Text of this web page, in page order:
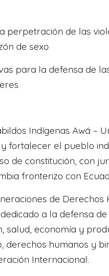
de las
de sexo
para la defensa de
Indígenas Awá
fortalecer el pueblo
de constitución, con
fronterizo con
de
a la defensa
salud, economía y
humanos y
Internacional.